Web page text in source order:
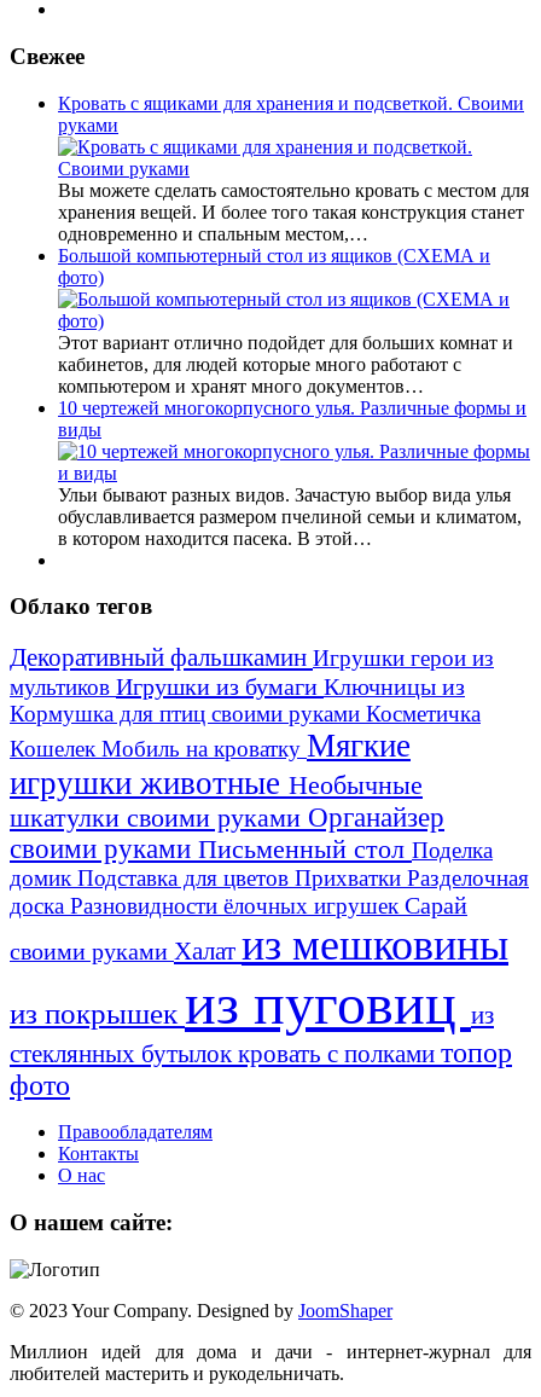
Свежее
Кровать с ящиками для хранения и подсветкой. Своими
руками
Вы можете сделать самостоятельно кровать с местом для
хранения вещей. И более того такая конструкция станет
одновременно и спальным местом,…
Большой компьютерный стол из ящиков (СХЕМА и
фото)
Этот вариант отлично подойдет для больших комнат и
кабинетов, для людей которые много работают с
компьютером и хранят много документов…
10 чертежей многокорпусного улья. Различные формы и
виды
Ульи бывают разных видов. Зачастую выбор вида улья
обуславливается размером пчелиной семьи и климатом,
в котором находится пасека. В этой…
Облако тегов
Декоративный фальшкамин Игрушки герои из
мультиков Игрушки из бумаги Ключницы из
Кормушка для птиц своими руками Косметичка
Кошелек Мобиль на кроватку Мягкие
игрушки животные Необычные
шкатулки своими руками Органайзер
своими руками Письменный стол Поделка
домик Подставка для цветов Прихватки Разделочная
доска Разновидности ёлочных игрушек Сарай
своими руками Халат из мешковины
из покрышек из пуговиц из
стеклянных бутылоккровать с полками топор
фото
Правообладателям
Контакты
О нас
О нашем сайте:
© 2023 Your Company. Designed by JoomShaper
Миллион идей для дома и дачи - интернет-журнал для
любителей мастерить и рукодельничать.